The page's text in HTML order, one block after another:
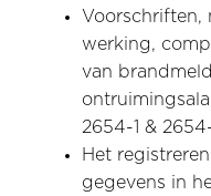
Voorschriften,
werking,
van
2654-1 &
Het
gegevens in